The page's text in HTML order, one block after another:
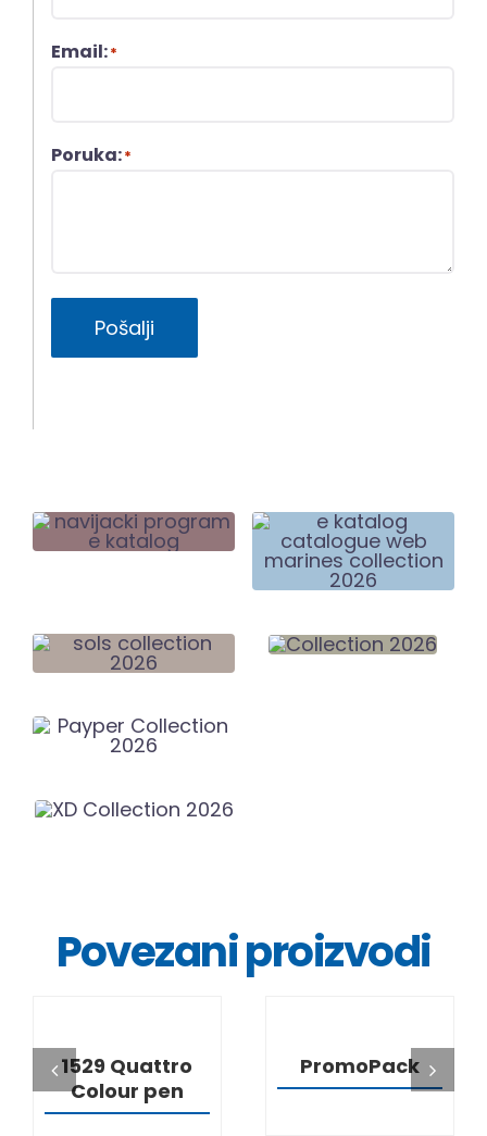
Email:*
Poruka:*
Pošalji
Povezani proizvodi
1529 Quattro
Colour pen
PromoPack